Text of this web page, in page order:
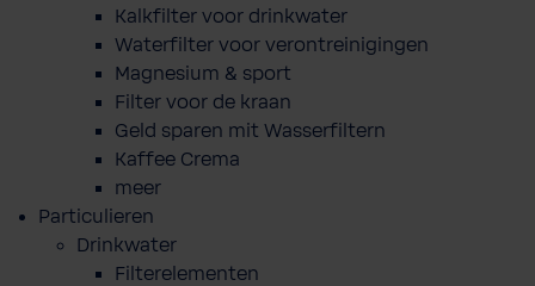
Kalkfilter voor drinkwater
Waterfilter voor verontreinigingen
Magnesium & sport
Filter voor de kraan
Geld sparen mit Wasserfiltern
Kaffee Crema
meer
Particulieren
Drinkwater
Filterelementen